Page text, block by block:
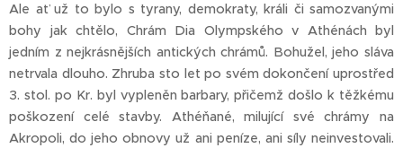
Ale ať už to bylo s tyrany, demokraty, králi či samozvanými
bohy jak chtělo, Chrám Dia Olympského v Athénách byl
jedním z nejkrásnějších antických chrámů. Bohužel, jeho sláva
netrvala dlouho. Zhruba sto let po svém dokončení uprostřed
3. stol. po Kr. byl vypleněn barbary, přičemž došlo k těžkému
poškození celé stavby. Athéňané, milující své chrámy na
Akropoli, do jeho obnovy už ani peníze, ani síly neinvestovali.